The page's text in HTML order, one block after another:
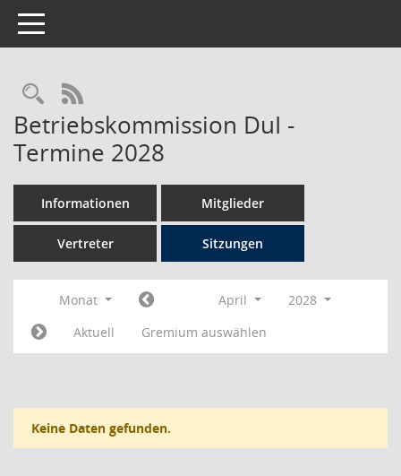
Toggle navigation
Rechercheauswahl
RSS-Feed
Betriebskommission DuI -
Termine 2028
Informationen Mitglieder
Vertreter Sitzungen
Monat April
2028
Aktuell
Gremium auswählen
Keine Daten gefunden.